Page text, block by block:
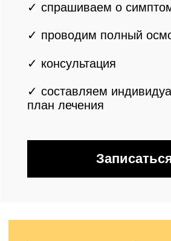
✓ спрашиваем о симптомах
✓ проводим полный осмотр
✓ консультацияведущего врача-
✓ составляем индивидуальный
Консультация российского
к.м.н./ заслуженного врача